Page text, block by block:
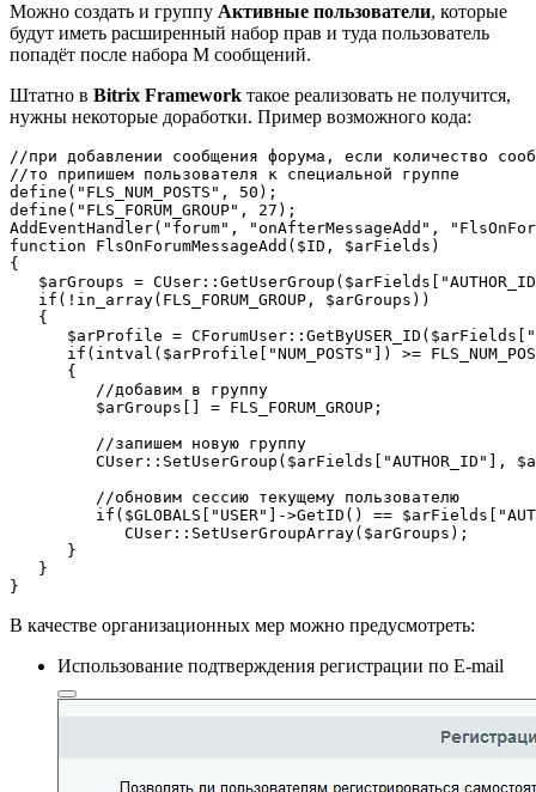
Можно создать и группу Активные пользователи, которые
будут иметь расширенный набор прав и туда пользователь
попадёт после набора M сообщений.
Штатно в Bitrix Framework такое реализовать не получится,
нужны некоторые доработки. Пример возможного кода:
//при добавлении сообщения форума, если количество
//то припишем пользователя к специальной группе
define("FLS_NUM_POSTS", 50);
define("FLS_FORUM_GROUP", 27);
AddEventHandler("forum", "onAfterMessageAdd",
function FlsOnForumMessageAdd($ID, $arFields)
{
$arGroups =
   if(!in_array(FLS_FORUM_GROUP, $arGroups))
   {
$arProfile =
if(intval($arProfile["NUM_POSTS"]) >=
      {
         //добавим в группу
         $arGroups[] = FLS_FORUM_GROUP;
         //запишем новую группу
CUser::SetUserGroup($arFields["AUTHOR_ID"],
         //обновим сессию текущему пользователю
if($GLOBALS["USER"]->GetID() ==
            CUser::SetUserGroupArray($arGroups);
      }
   }
}
В качестве организационных мер можно предусмотреть:
Использование подтверждения регистрации по E-mail